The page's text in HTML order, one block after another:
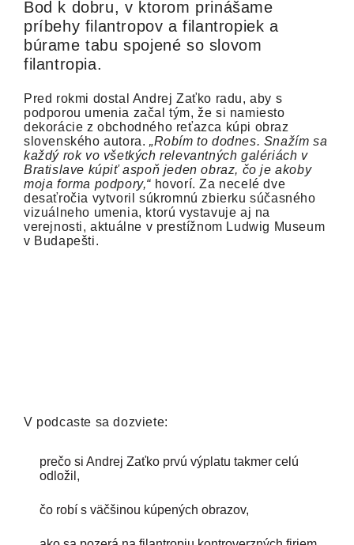
Bod k dobru, v ktorom prinášame
príbehy filantropov a filantropiek a
búrame tabu spojené so slovom
filantropia.
Pred rokmi dostal Andrej Zaťko radu, aby s
podporou umenia začal tým, že si namiesto
dekorácie z obchodného reťazca kúpi obraz
slovenského autora.„Robím to dodnes. Snažím sa
každý rok vo všetkých relevantných galériách v
Bratislave kúpiť aspoň jeden obraz, čo je akoby
moja forma podpory,“ hovorí. Za necelé dve
desaťročia vytvoril súkromnú zbierku súčasného
vizuálneho umenia, ktorú vystavuje aj na
verejnosti, aktuálne v prestížnom Ludwig Museum
v Budapešti.
V podcaste sa dozviete:
prečo si Andrej Zaťko prvú výplatu takmer celú
odložil,
čo robí s väčšinou kúpených obrazov,